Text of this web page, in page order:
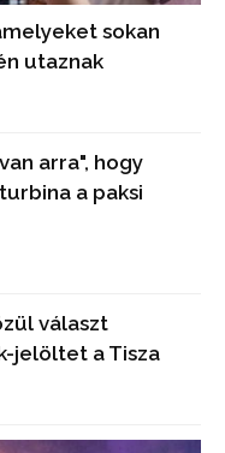
sokan
utaznak
arra", hogy
a paksi
választ
jelöltet a Tisza